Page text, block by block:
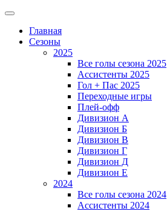
Главная
Сезоны
2025
Все голы сезона 2025
Ассистенты 2025
Гол + Пас 2025
Переходные игры
Плей-офф
Дивизион A
Дивизион Б
Дивизион В
Дивизион Г
Дивизион Д
Дивизион Е
2024
Все голы сезона 2024
Ассистенты 2024